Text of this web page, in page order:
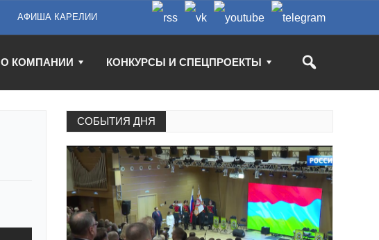
АФИША КАРЕЛИИ
О КОМПАНИИ КОНКУРСЫ И СПЕЦПРОЕКТЫ
СОБЫТИЯ ДНЯ